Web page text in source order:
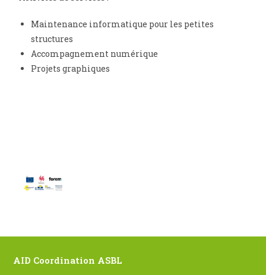
Maintenance informatique pour les petites
structures
Accompagnement numérique
Projets graphiques
AID Coordination ASBL